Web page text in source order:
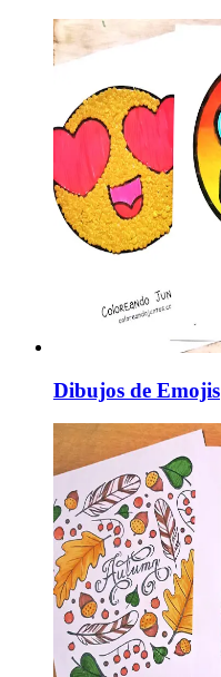
Dibujos de Emojis